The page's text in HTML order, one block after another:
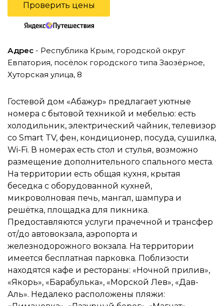
Проверить цены
Адрес - Республика Крым, городской округ
Евпатория, посёлок городского типа Заозёрное,
Хуторская улица, 8
Гостевой дом «Абажур» предлагает уютные
номера с бытовой техникой и мебелью: есть
холодильник, электрический чайник, телевизор
со Smart TV, фен, кондиционер, посуда, сушилка,
Wi-Fi. В номерах есть стол и стулья, возможно
размещение дополнительного спального места.
На территории есть общая кухня, крытая
беседка с оборудованной кухней,
микроволновая печь, мангал, шампура и
решётка, площадка для пикника.
Предоставляются услуги прачечной и трансфер
от/до автовокзала, аэропорта и
железнодорожного вокзала. На территории
имеется бесплатная парковка. Поблизости
находятся кафе и рестораны: «Ночной прилив»,
«Якорь», «Барабулька», «Морской Лев», «Дав-
Аль». Недалеко расположены пляжи: